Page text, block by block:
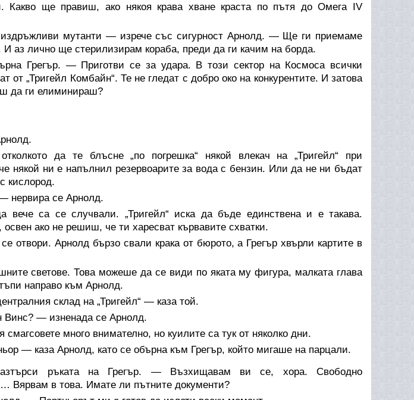
Какво ще правиш, ако някоя крава хване краста по пътя до Омега IV
мутанти — изрече със сигурност Арнолд. — Ще ги приемаме
И аз лично ще стерилизирам кораба, преди да ги качим на борда.
Грегър. — Приготви се за удара. В този сектор на Космоса всички
от „Тригейл Комбайн“. Те не гледат с добро око на конкурентите. И затова
да ги елиминираш?
да те блъсне „по погрешка“ някой влекач на „Тригейл“ при
някой ни е напълнил резервоарите за вода с бензин. Или да не ни бъдат
кислород.
нервира се Арнолд.
са се случвали. „Тригейл“ иска да бъде единствена и е такава.
ако не решиш, че ти харесват кървавите схватки.
отвори. Арнолд бързо свали крака от бюрото, а Грегър хвърли картите в
светове. Това можеше да се види по яката му фигура, малката глава
направо към Арнолд.
склад на „Тригейл“ — каза той.
Винс? — изненада се Арнолд.
много внимателно, но куилите са тук от няколко дни.
— каза Арнолд, като се обърна към Грегър, който мигаше на парцали.
ръката на Грегър. — Възхищавам ви се, хора. Свободно
Вярвам в това. Имате ли пътните документи?